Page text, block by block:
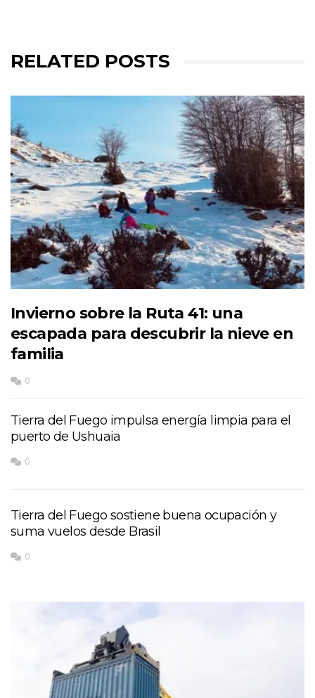
RELATED POSTS
Invierno sobre la Ruta 41: una
escapada para descubrir la nieve en
familia
0
Tierra del Fuego impulsa energía limpia para el
puerto de Ushuaia
0
Tierra del Fuego sostiene buena ocupación y
suma vuelos desde Brasil
0